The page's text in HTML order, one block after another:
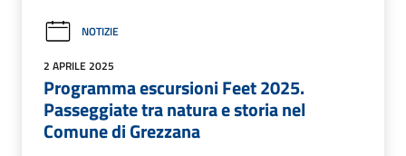
NOTIZIE
2 APRILE 2025
Programma escursioni Feet 2025.
Passeggiate tra natura e storia nel
Comune di Grezzana